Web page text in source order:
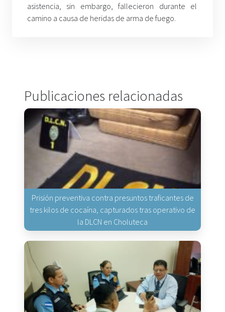
asistencia, sin embargo, fallecieron durante el
camino a causa de heridas de arma de fuego.
Publicaciones relacionadas
Prisión preventiva contra presuntos traficantes de
tres kilos de cocaína, capturados tras operativo de
la DLCN en Choluteca